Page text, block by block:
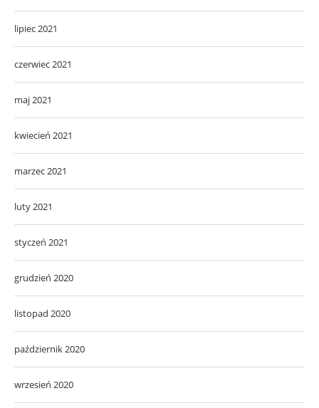
lipiec 2021
czerwiec 2021
maj 2021
kwiecień 2021
marzec 2021
luty 2021
styczeń 2021
grudzień 2020
listopad 2020
październik 2020
wrzesień 2020